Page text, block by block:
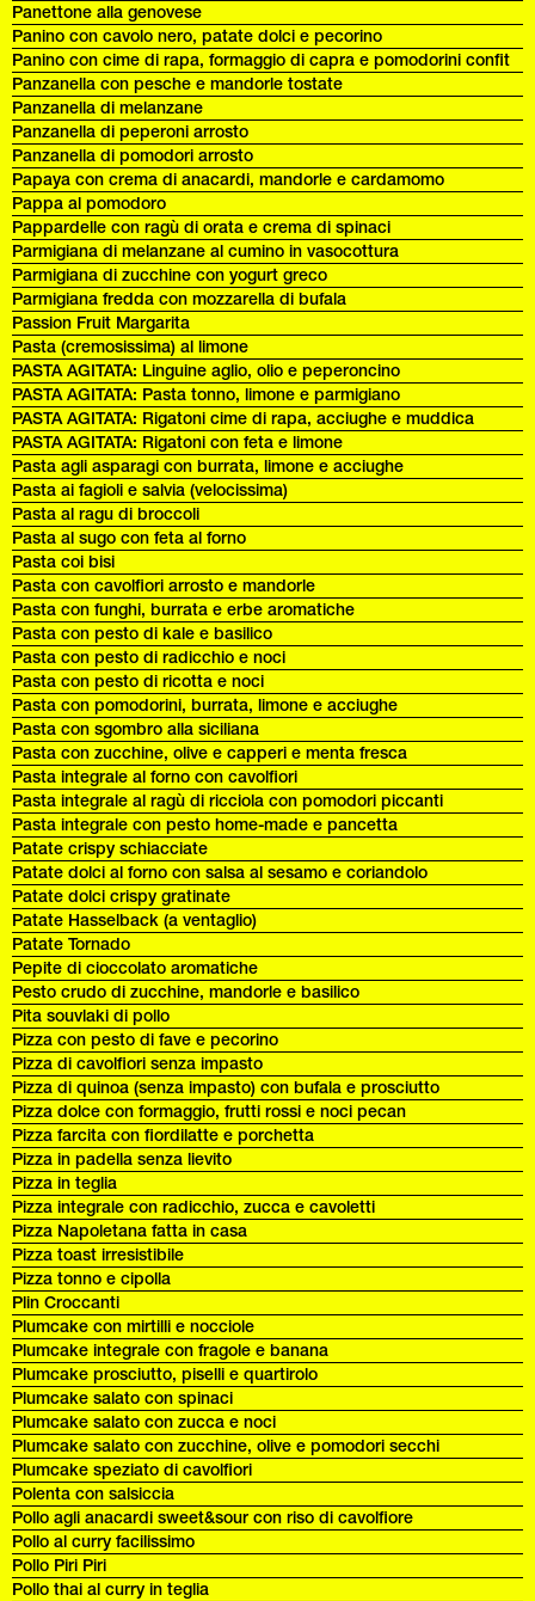
Panettone alla genovese
Panino con cavolo nero, patate dolci e pecorino
Panino con cime di rapa, formaggio di capra e pomodorini confit
Panzanella con pesche e mandorle tostate
Panzanella di melanzane
Panzanella di peperoni arrosto
Panzanella di pomodori arrosto
Papaya con crema di anacardi, mandorle e cardamomo
Pappa al pomodoro
Pappardelle con ragù di orata e crema di spinaci
Parmigiana di melanzane al cumino in vasocottura
Parmigiana di zucchine con yogurt greco
Parmigiana fredda con mozzarella di bufala
Passion Fruit Margarita
Pasta (cremosissima) al limone
PASTA AGITATA: Linguine aglio, olio e peperoncino
PASTA AGITATA: Pasta tonno, limone e parmigiano
PASTA AGITATA: Rigatoni cime di rapa, acciughe e muddica
PASTA AGITATA: Rigatoni con feta e limone
Pasta agli asparagi con burrata, limone e acciughe
Pasta ai fagioli e salvia (velocissima)
Pasta al ragu di broccoli
Pasta al sugo con feta al forno
Pasta coi bisi
Pasta con cavolfiori arrosto e mandorle
Pasta con funghi, burrata e erbe aromatiche
Pasta con pesto di kale e basilico
Pasta con pesto di radicchio e noci
Pasta con pesto di ricotta e noci
Pasta con pomodorini, burrata, limone e acciughe
Pasta con sgombro alla siciliana
Pasta con zucchine, olive e capperi e menta fresca
Pasta integrale al forno con cavolfiori
Pasta integrale al ragù di ricciola con pomodori piccanti
Pasta integrale con pesto home-made e pancetta
Patate crispy schiacciate
Patate dolci al forno con salsa al sesamo e coriandolo
Patate dolci crispy gratinate
Patate Hasselback (a ventaglio)
Patate Tornado
Pepite di cioccolato aromatiche
Pesto crudo di zucchine, mandorle e basilico
Pita souvlaki di pollo
Pizza con pesto di fave e pecorino
Pizza di cavolfiori senza impasto
Pizza di quinoa (senza impasto) con bufala e prosciutto
Pizza dolce con formaggio, frutti rossi e noci pecan
Pizza farcita con fiordilatte e porchetta
Pizza in padella senza lievito
Pizza in teglia
Pizza integrale con radicchio, zucca e cavoletti
Pizza Napoletana fatta in casa
Pizza toast irresistibile
Pizza tonno e cipolla
Plin Croccanti
Plumcake con mirtilli e nocciole
Plumcake integrale con fragole e banana
Plumcake prosciutto, piselli e quartirolo
Plumcake salato con spinaci
Plumcake salato con zucca e noci
Plumcake salato con zucchine, olive e pomodori secchi
Plumcake speziato di cavolfiori
Polenta con salsiccia
Pollo agli anacardi sweet&sour con riso di cavolfiore
Pollo al curry facilissimo
Pollo Piri Piri
Pollo thai al curry in teglia